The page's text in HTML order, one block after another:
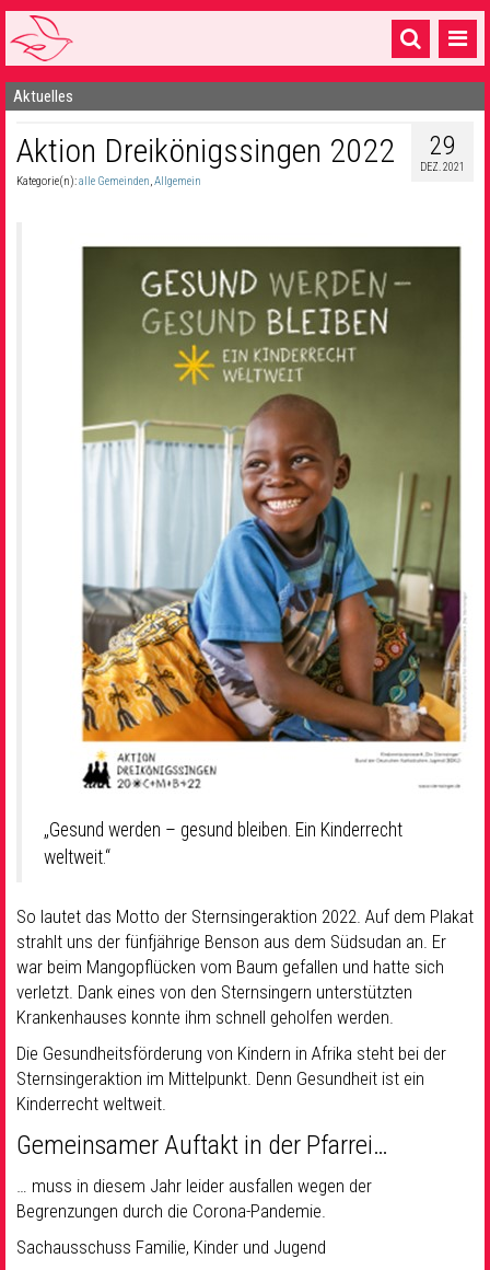
Startseite
1 Pfarrei
16 Gemeinden & mehr
Sakramente & Feste
Gemeinschaft & Soziales
Aktuelles
29
DEZ. 2021
Aktion Dreikönigssingen 2022
Kategorie(n):alle Gemeinden,Allgemein
„Gesund werden – gesund bleiben. Ein Kinderrecht
weltweit.“
So lautet das Motto der Sternsingeraktion 2022. Auf dem Plakat
strahlt uns der fünfjährige Benson aus dem Südsudan an. Er
war beim Mangopflücken vom Baum gefallen und hatte sich
verletzt. Dank eines von den Sternsingern unterstützten
Krankenhauses konnte ihm schnell geholfen werden.
Die Gesundheitsförderung von Kindern in Afrika steht bei der
Sternsingeraktion im Mittelpunkt. Denn Gesundheit ist ein
Kinderrecht weltweit.
Gemeinsamer Auftakt in der Pfarrei…
… muss in diesem Jahr leider ausfallen wegen der
Begrenzungen durch die Corona-Pandemie.
Sachausschuss Familie, Kinder und Jugend